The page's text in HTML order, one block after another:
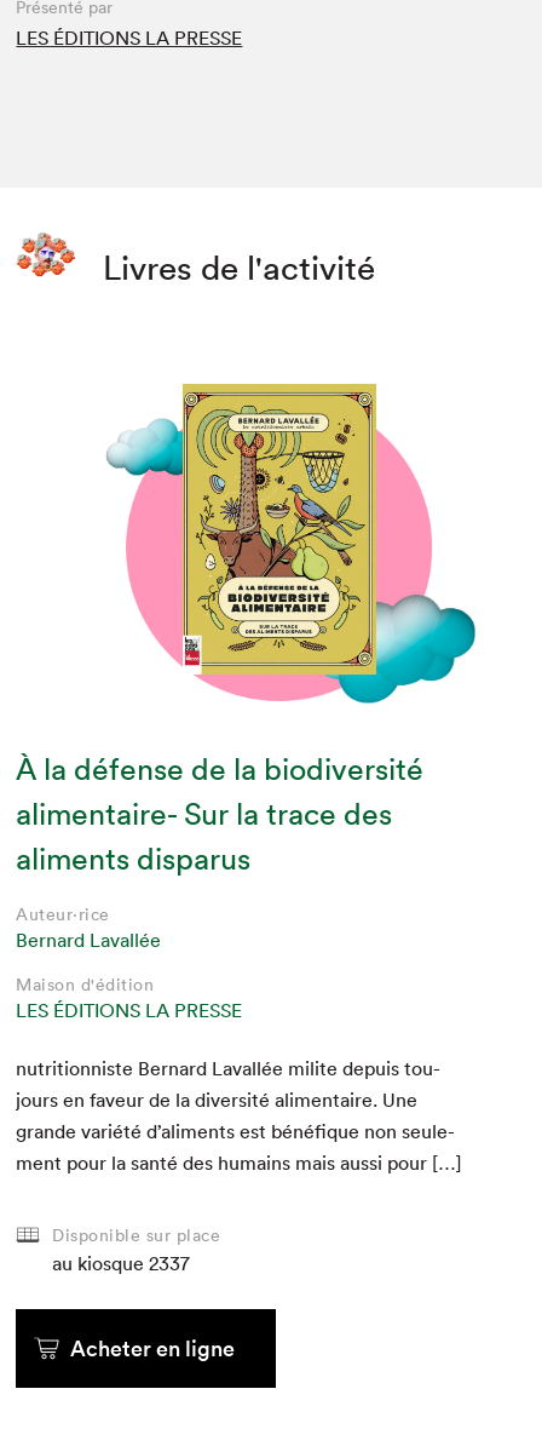
Présenté par
LES ÉDITIONS LA PRESSE
Livres de l'activité
À la défense de la biodiversité
alimentaire- Sur la trace des
aliments disparus
Auteur·rice
Bernard Lavallée
Maison d'édition
LES ÉDITIONS LA PRESSE
nutri­tion­niste Bernard Laval­lée milite depuis tou­
jours en faveur de la diver­sité ali­men­taire. Une
grande var­iété d’aliments est béné­fique non seule­
ment pour la san­té des humains mais aus­si pour […]
Disponible sur place
au kiosque 2337
Acheter en ligne